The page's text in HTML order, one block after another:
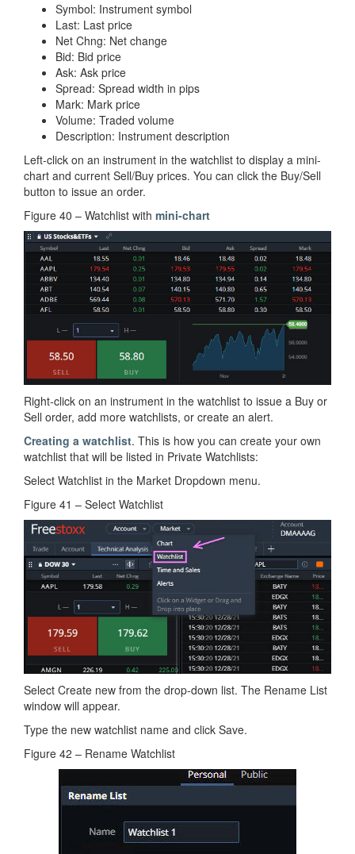
Symbol: Instrument symbol
Last: Last price
Net Chng: Net change
Bid: Bid price
Ask: Ask price
Spread: Spread width in pips
Mark: Mark price
Volume: Traded volume
Description: Instrument description
Left-click on an instrument in the watchlist to display a mini-
chart and current Sell/Buy prices. You can click the Buy/Sell
button to issue an order.
Figure 40 – Watchlist with mini-chart
Right-click on an instrument in the watchlist to issue a Buy or
Sell order, add more watchlists, or create an alert.
Creating a watchlist. This is how you can create your own
watchlist that will be listed in Private Watchlists:
Select Watchlist in the Market Dropdown menu.
Figure 41 – Select Watchlist
Select Create new from the drop-down list. The Rename List
window will appear.
Type the new watchlist name and click Save.
Figure 42 – Rename Watchlist